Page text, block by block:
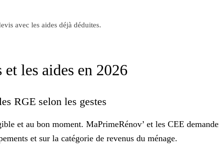
avec les aides déjà déduites.
les aides en 2026
RGE selon les gestes
et au bon moment. MaPrimeRénov’ et les CEE
et sur la catégorie de revenus du ménage.